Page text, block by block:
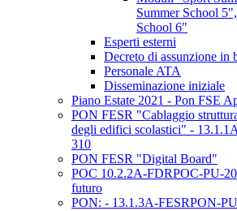
Summer School
School 6"
Esperti esterni
Decreto di assunzione in
Personale ATA
Disseminazione iniziale
Piano Estate 2021 - Pon FSE
PON FESR "Cablaggio
degli edifici scolastici" -
310
PON FESR "Digital Board"
POC 10.2.2A-FDRPOC-PU-
futuro
PON: - 13.1.3A-FESRPON-